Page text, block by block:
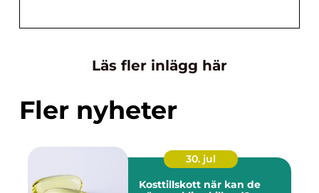
Läs fler inlägg här
Fler nyheter
30. jul
Kosttillskott när kan de